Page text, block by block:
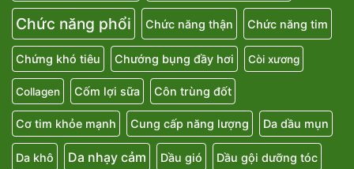
Chức năng phổi Chức năng thận Chức năng tim
Chứng khó tiêu Chướng bụng đầy hơi Còi xương
Collagen Cốm lợi sữa Côn trùng đốt
Cơ tim khỏe mạnh Cung cấp năng lượng Da dầu mụn
Da khô Da nhạy cảm Dầu gió Dầu gội dưỡng tóc